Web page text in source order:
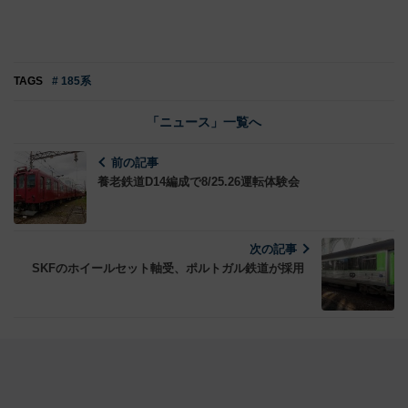
TAGS # 185系
「ニュース」一覧へ
前の記事
養老鉄道D14編成で8/25.26運転体験会
次の記事
SKFのホイールセット軸受、ポルトガル鉄道が採用